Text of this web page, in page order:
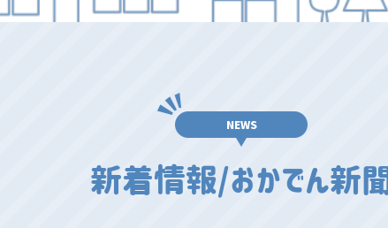
NEWS
新着情報/おかでん新聞